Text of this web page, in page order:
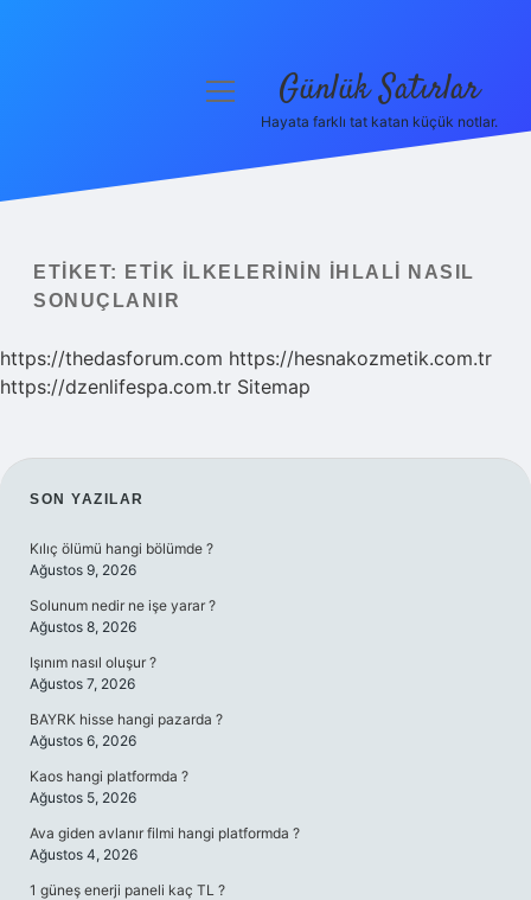
Yasal Uyarı
menüyü Günlük Satırlar
Hayata farklı tat katan küçük notlar.
ETIKET:
ETIK ILKELERININ IHLALI NASIL
SONUÇLANIR
https://thedasforum.com https://hesnakozmetik.com.tr
https://dzenlifespa.com.tr Sitemap
SIDEBAR
SON YAZILAR
Kılıç ölümü hangi bölümde ?
Ağustos 9, 2026
Solunum nedir ne işe yarar ?
Ağustos 8, 2026
Işınım nasıl oluşur ?
Ağustos 7, 2026
BAYRK hisse hangi pazarda ?
Ağustos 6, 2026
Kaos hangi platformda ?
Ağustos 5, 2026
Ava giden avlanır filmi hangi platformda ?
Ağustos 4, 2026
1 güneş enerji paneli kaç TL ?